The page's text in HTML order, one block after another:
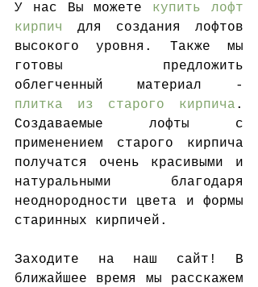
У нас Вы можете купить лофт
кирпич
для создания лофтов
высокого уровня. Также мы
готовы предложить
плитка из старого кирпича .
Создаваемые лофты с
применением старого кирпича
получатся очень красивыми и
натуральными благодаря
неоднородности цвета и формы
старинных кирпичей.
Заходите на наш сайт! В
ближайшее время мы расскажем